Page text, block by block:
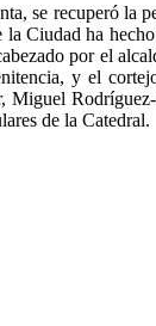
se recuperó la
Ciudad ha
por el
y el
de la Catedral.